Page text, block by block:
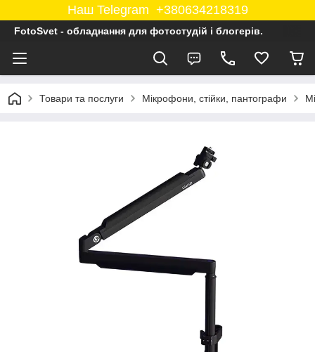
Наш Telegram +380634218319
FotoSvet - обладнання для фотостудій і блогерів.
Товари та послуги Мікрофони, стійки, пантографи